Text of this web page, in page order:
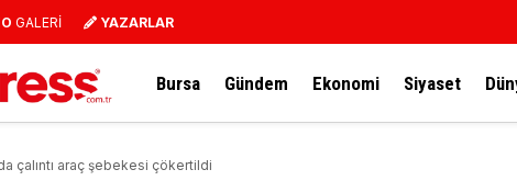
GALERİ YAZARLAR
Bursa Gündem Ekonomi Siyaset
çalıntı araç şebekesi çökertildi